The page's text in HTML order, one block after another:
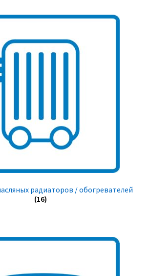
радиаторов / обогревателей
(16)